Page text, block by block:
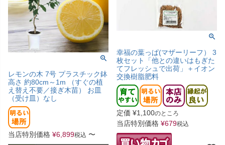
レモンの木 7号 プラスチック鉢
高さ 約80cm～1m （すぐの植
え替え不要／接ぎ木苗） お皿
（受け皿）なし
当店特別価格 ¥6,899税込 〜
幸福の葉っぱ(マザーリーフ） 3
枚セット「他との違いはもぎた
てフレッシュで出荷」＋イオン
交換樹脂肥料
定価 ¥1,100のところ
当店特別価格 ¥679税込